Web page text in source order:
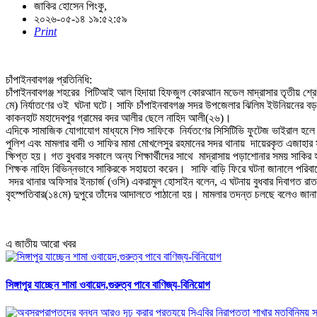
জাকির হোসেন পিংকু,
২০২৬-০৫-১৪ ১৯:৫২:৫৯
Print
চাঁপাইনবাবগঞ্জ প্রতিনিধি:
চাঁপাইনবাবগঞ্জ শহরের পিটিআই আল হিদায়া হিফজুল কোরআান মডেল মাদ্রাসার তৃতীয়
মে) নির্যাতণের ওই ঘটনা ঘটে। সাফি চাঁপাইনবাবগঞ্জ সদর উপজেলার ঝিলিম
কাকনহাট মহাদেবপুর গ্রামের বদর আলীর ছেলে নাহিদ আলী(২৬)।
এদিকে সামাজিক যোগাযোগ মাধ্যমে শিশু সাফিকে নির্যতণের সিসিটিভি ফুটেজ ভাইরাল
পুলিশ এবং মামলার বাদী ও সাফির মামা মোখলেসুর রহমানের সদর থানায় দায়েরকৃত
ক্ষিপ্ত হয়। গত বুধবার সকালে অন্য শিক্ষার্থীদের সাথে মাদ্রাসায় পড়াশোনার সময়
শিক্ষক নাহিদ বিভিন্নভাবে সাকিরকে সহায়তা করেন। সাফি বাড়ি ফিরে ঘটনা জানালে
সদর থানার অফিসার ইনচার্জ (ওসি) একরামুল হোসাইন বলেন, এ ঘটনায় বুধবার দিবাগত
বৃহস্পতিবার(১৪মে) দুপুরে তাঁদের আদালতে পাঠানো হয়। মামলার তদন্ত চলছে বলেও
এ জাতীয় আরো খবর
সিঙ্গাপুর যাচ্ছেন শামা ওবায়েদ,গুরুত্ব পাবে বাণিজ্য-বিনিয়োগ